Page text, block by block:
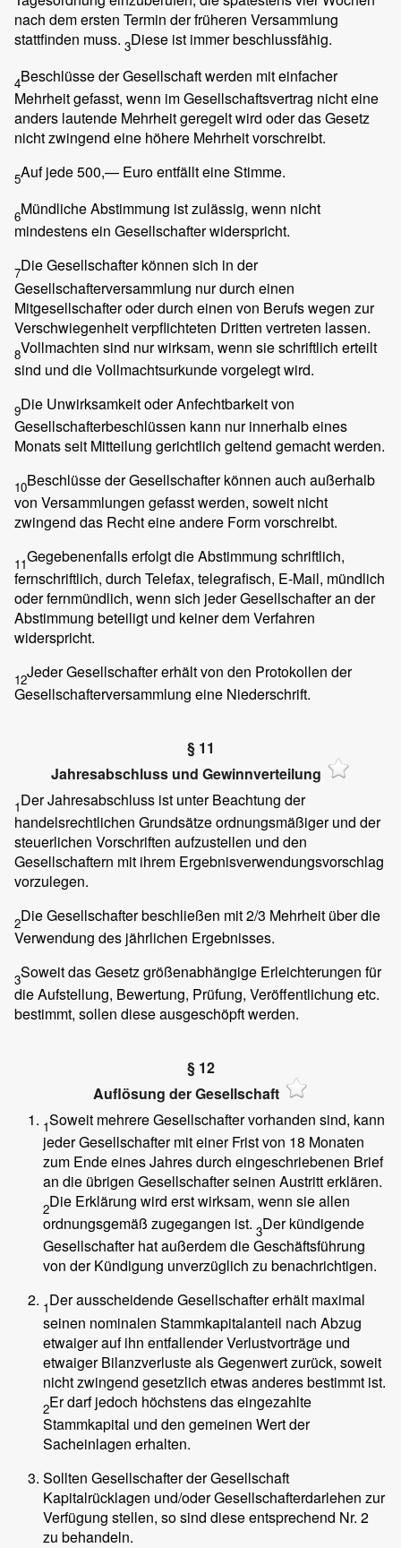
nach dem ersten Termin der früheren Versammlung
stattfinden muss. 3Diese ist immer beschlussfähig.
4Beschlüsse der Gesellschaft werden mit einfacher
Mehrheit gefasst, wenn im Gesellschaftsvertrag nicht eine
anders lautende Mehrheit geregelt wird oder das Gesetz
nicht zwingend eine höhere Mehrheit vorschreibt.
5Auf jede 500,— Euro entfällt eine Stimme.
6Mündliche Abstimmung ist zulässig, wenn nicht
mindestens ein Gesellschafter widerspricht.
7Die Gesellschafter können sich in der
Gesellschafterversammlung nur durch einen
Mitgesellschafter oder durch einen von Berufs wegen zur
Verschwiegenheit verpflichteten Dritten vertreten lassen.
8Vollmachten sind nur wirksam, wenn sie schriftlich erteilt
sind und die Vollmachtsurkunde vorgelegt wird.
9Die Unwirksamkeit oder Anfechtbarkeit von
Gesellschafterbeschlüssen kann nur innerhalb eines
Monats seit Mitteilung gerichtlich geltend gemacht werden.
10Beschlüsse der Gesellschafter können auch außerhalb
von Versammlungen gefasst werden, soweit nicht
zwingend das Recht eine andere Form vorschreibt.
11Gegebenenfalls erfolgt die Abstimmung schriftlich,
fernschriftlich, durch Telefax, telegrafisch, E-Mail, mündlich
oder fernmündlich, wenn sich jeder Gesellschafter an der
Abstimmung beteiligt und keiner dem Verfahren
widerspricht.
12Jeder Gesellschafter erhält von den Protokollen der
Gesellschafterversammlung eine Niederschrift.
§ 11
Jahresabschluss und Gewinnverteilung
1Der Jahresabschluss ist unter Beachtung der
handelsrechtlichen Grundsätze ordnungsmäßiger und der
steuerlichen Vorschriften aufzustellen und den
Gesellschaftern mit ihrem Ergebnisverwendungsvorschlag
vorzulegen.
2Die Gesellschafter beschließen mit 2/3 Mehrheit über die
Verwendung des jährlichen Ergebnisses.
3Soweit das Gesetz größenabhängige Erleichterungen für
die Aufstellung, Bewertung, Prüfung, Veröffentlichung etc.
bestimmt, sollen diese ausgeschöpft werden.
§ 12
Auflösung der Gesellschaft
1Soweit mehrere Gesellschafter vorhanden sind, kann
jeder Gesellschafter mit einer Frist von 18 Monaten
zum Ende eines Jahres durch eingeschriebenen Brief
an die übrigen Gesellschafter seinen Austritt erklären.
2Die Erklärung wird erst wirksam, wenn sie allen
ordnungsgemäß zugegangen ist. 3Der kündigende
Gesellschafter hat außerdem die Geschäftsführung
von der Kündigung unverzüglich zu benachrichtigen.
1Der ausscheidende Gesellschafter erhält maximal
seinen nominalen Stammkapitalanteil nach Abzug
etwaiger auf ihn entfallender Verlustvorträge und
etwaiger Bilanzverluste als Gegenwert zurück, soweit
nicht zwingend gesetzlich etwas anderes bestimmt ist.
2Er darf jedoch höchstens das eingezahlte
Stammkapital und den gemeinen Wert der
Sacheinlagen erhalten.
Sollten Gesellschafter der Gesellschaft
Kapitalrücklagen und/oder Gesellschafterdarlehen zur
Verfügung stellen, so sind diese entsprechend Nr. 2
zu behandeln.